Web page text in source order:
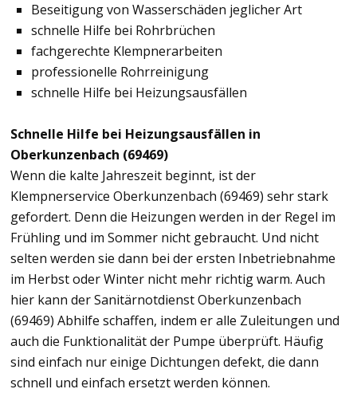
Beseitigung von Wasserschäden jeglicher Art
schnelle Hilfe bei Rohrbrüchen
fachgerechte Klempnerarbeiten
professionelle Rohrreinigung
schnelle Hilfe bei Heizungsausfällen
Schnelle Hilfe bei Heizungsausfällen in
Oberkunzenbach (69469)
Wenn die kalte Jahreszeit beginnt, ist der
Klempnerservice Oberkunzenbach (69469) sehr stark
gefordert. Denn die Heizungen werden in der Regel im
Frühling und im Sommer nicht gebraucht. Und nicht
selten werden sie dann bei der ersten Inbetriebnahme
im Herbst oder Winter nicht mehr richtig warm. Auch
hier kann der Sanitärnotdienst Oberkunzenbach
(69469) Abhilfe schaffen, indem er alle Zuleitungen und
auch die Funktionalität der Pumpe überprüft. Häufig
sind einfach nur einige Dichtungen defekt, die dann
schnell und einfach ersetzt werden können.